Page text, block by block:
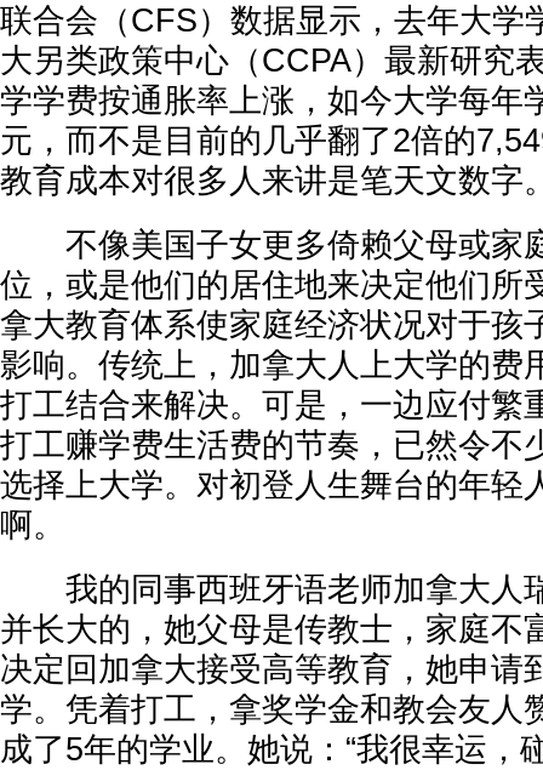
联合会（CFS）数据显示，去年大学
大另类政策中心（CCPA）最新研究
学学费按通胀率上涨，如今大学每年
元，而不是目前的几乎翻了2倍的
教育成本对很多人来讲是笔天文数字
不像美国子女更多倚赖父母或家
位，或是他们的居住地来决定他们所
拿大教育体系使家庭经济状况对于孩
影响。传统上，加拿大人上大学的费
打工结合来解决。可是，一边应付繁
打工赚学费生活费的节奏，已然令不
选择上大学。对初登人生舞台的年轻
啊。
我的同事西班牙语老师加拿大人
并长大的，她父母是传教士，家庭不
决定回加拿大接受高等教育，她申请
学。凭着打工，拿奖学金和教会友人
成了5年的学业。她说：“我很幸运，